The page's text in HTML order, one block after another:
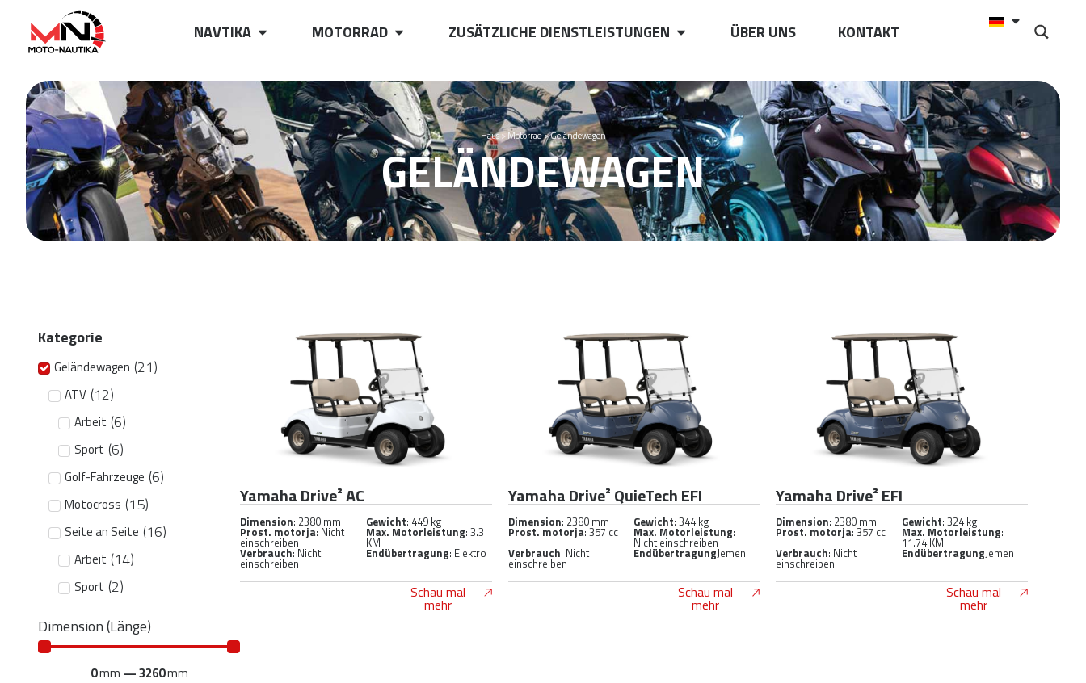
NAVTIKA MOTORRAD ZUSÄTZLICHE DIENSTLEISTUNGEN ÜBER UNS KONTAKT
Haus> Motorrad>Geländewagen
GELÄNDEWAGEN
Kategorie
Geländewagen (21)
ATV (12)
Arbeit (6)
Sport (6)
Golf-Fahrzeuge (6)
Motocross (15)
Seite an Seite (16)
Arbeit (14)
Sport (2)
Dimension (Länge)
0mm —3260mm
Yamaha Drive² AC
Dimension: 2380 mm Gewicht: 449 kg
Prost. motorja: Nicht
einschreiben
Max. Motorleistung: 3.3
KM
Verbrauch: Nicht
einschreiben
Endübertragung: Elektro
Schau mal
mehr
Yamaha Drive² QuieTech EFI
Dimension: 2380 mm Gewicht: 344 kg
Prost. motorja: 357 cc Max. Motorleistung:
Nicht einschreiben
Verbrauch: Nicht
einschreiben
EndübertragungJemen
Schau mal
mehr
Yamaha Drive² EFI
Dimension: 2380 mm Gewicht: 324 kg
Prost. motorja: 357 cc Max. Motorleistung:
11.74 KM
Verbrauch: Nicht
einschreiben
EndübertragungJemen
Schau mal
mehr